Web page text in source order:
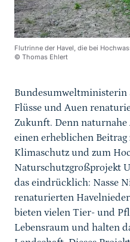
Flutrinne der Havel, die bei
© Thomas Ehlert
Bundesumweltministerin
Flüsse und Auen
Zukunft. Denn
einen erheblichen
Klimaschutz und zum
Naturschutzgroßprojekt
das eindrücklich: Nasse
renaturierten
bieten vielen Tier- und
Lebensraum und halten